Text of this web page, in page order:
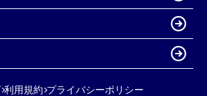
利用規約 プライバシーポリシー